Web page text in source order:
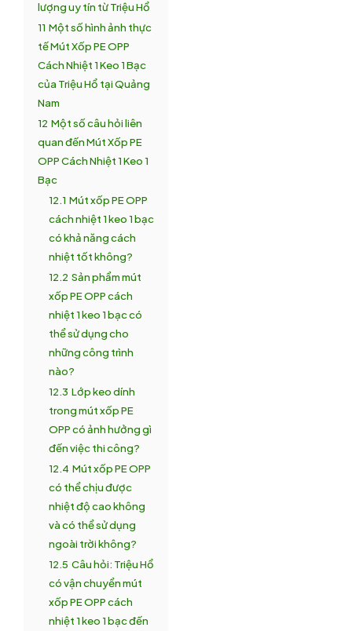
lượng uy tín từ Triệu Hổ
11 Một số hình ảnh thực
tế Mút Xốp PE OPP
Cách Nhiệt 1 Keo 1 Bạc
của Triệu Hổ tại Quảng
Nam
12 Một số câu hỏi liên
quan đến Mút Xốp PE
OPP Cách Nhiệt 1 Keo 1
Bạc
12.1 Mút xốp PE OPP
cách nhiệt 1 keo 1 bạc
có khả năng cách
nhiệt tốt không?
12.2 Sản phẩm mút
xốp PE OPP cách
nhiệt 1 keo 1 bạc có
thể sử dụng cho
những công trình
nào?
12.3 Lớp keo dính
trong mút xốp PE
OPP có ảnh hưởng gì
đến việc thi công?
12.4 Mút xốp PE OPP
có thể chịu được
nhiệt độ cao không
và có thể sử dụng
ngoài trời không?
12.5 Câu hỏi: Triệu Hổ
có vận chuyển mút
xốp PE OPP cách
nhiệt 1 keo 1 bạc đến